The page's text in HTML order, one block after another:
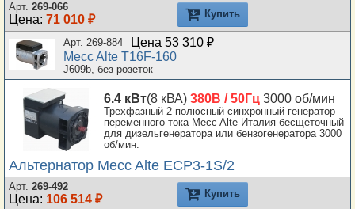
Арт. 269-066
Цена: 71 010 ₽ Купить
Арт. 269-884
Цена 53 310 ₽
Mecc Alte T16F-160
J609b, без розеток
6.4 кВт(8 кВА) 380В / 50Гц 3000 об/мин
Трехфазный 2-полюсный синхронный генератор
переменного тока Mecc Alte Италия бесщеточный
для дизельгенератора или бензогенератора 3000
об/мин.
Альтернатор Mecc Alte ECP3-1S/2
Арт. 269-492
Цена: 106 514 ₽ Купить